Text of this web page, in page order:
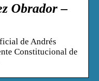
Obrador –
de Andrés
Constitucional de